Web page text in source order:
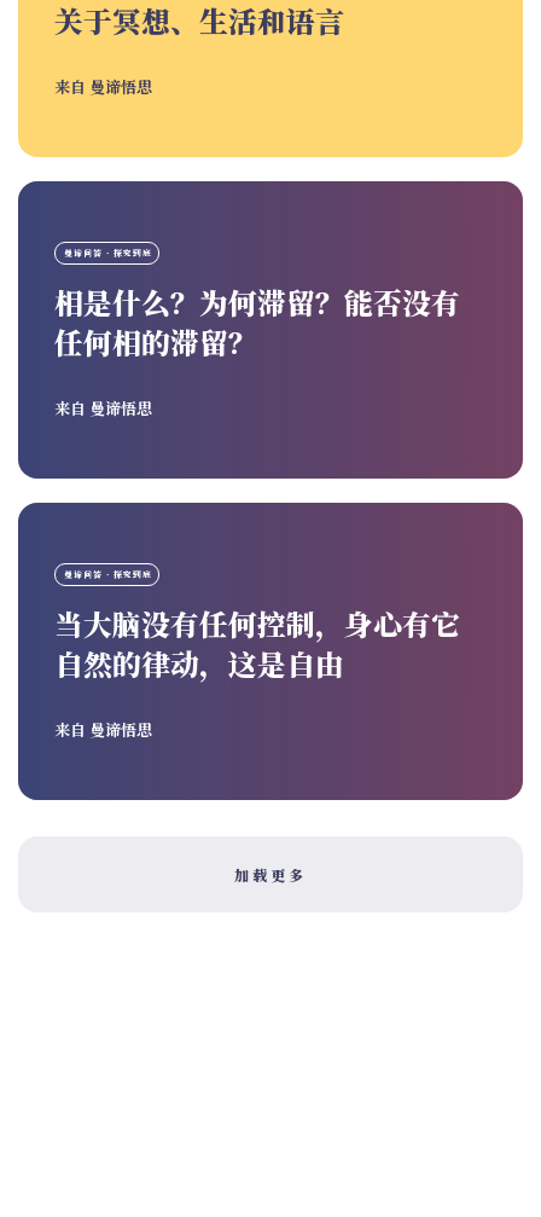
关于冥想、生活和语言
来自 曼谛悟思
曼谛问答 · 探究到底
相是什么？为何滞留？能否没有
任何相的滞留？
来自 曼谛悟思
曼谛问答 · 探究到底
当大脑没有任何控制，身心有它
自然的律动，这是自由
来自 曼谛悟思
加载更多